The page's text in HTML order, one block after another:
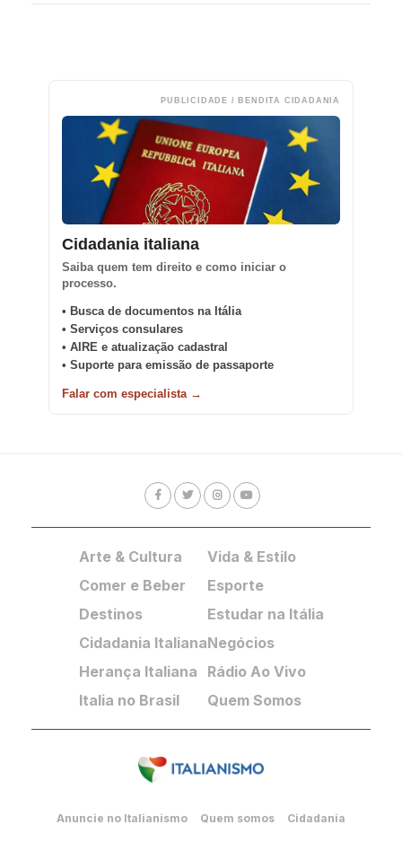
PUBLICIDADE / BENDITA CIDADANIA
Cidadania italiana
Saiba quem tem direito e como iniciar o
processo.
• Busca de documentos na Itália
• Serviços consulares
• AIRE e atualização cadastral
• Suporte para emissão de passaporte
Falar com especialista →
Arte & Cultura
Comer e Beber
Destinos
Cidadania Italiana
Herança Italiana
Italia no Brasil
Vida & Estilo
Esporte
Estudar na Itália
Negócios
Rádio Ao Vivo
Quem Somos
Anuncie no Italianismo Quem somos Cidadania